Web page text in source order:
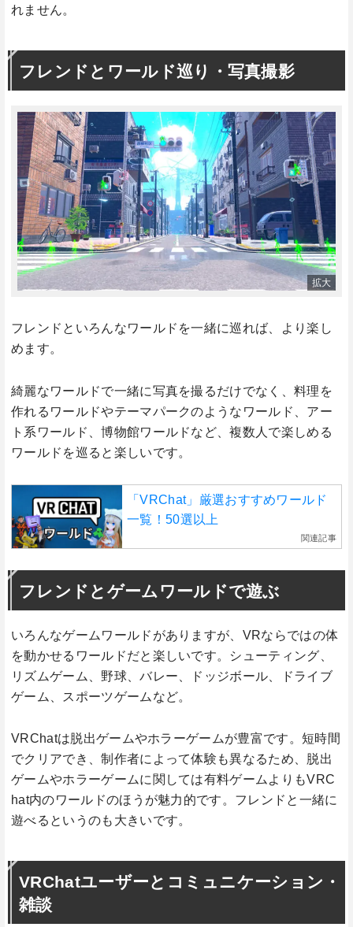
れません。
フレンドとワールド巡り・写真撮影
フレンドといろんなワールドを一緒に巡れば、より楽し
めます。
綺麗なワールドで一緒に写真を撮るだけでなく、料理を
作れるワールドやテーマパークのようなワールド、アー
ト系ワールド、博物館ワールドなど、複数人で楽しめる
ワールドを巡ると楽しいです。
「VRChat」厳選おすすめワールド
一覧！50選以上
関連記事
フレンドとゲームワールドで遊ぶ
いろんなゲームワールドがありますが、VRならではの体
を動かせるワールドだと楽しいです。シューティング、
リズムゲーム、野球、バレー、ドッジボール、ドライブ
ゲーム、スポーツゲームなど。
VRChatは脱出ゲームやホラーゲームが豊富です。短時間
でクリアでき、制作者によって体験も異なるため、脱出
ゲームやホラーゲームに関しては有料ゲームよりもVRC
hat内のワールドのほうが魅力的です。フレンドと一緒に
遊べるというのも大きいです。
VRChatユーザーとコミュニケーション・
雑談